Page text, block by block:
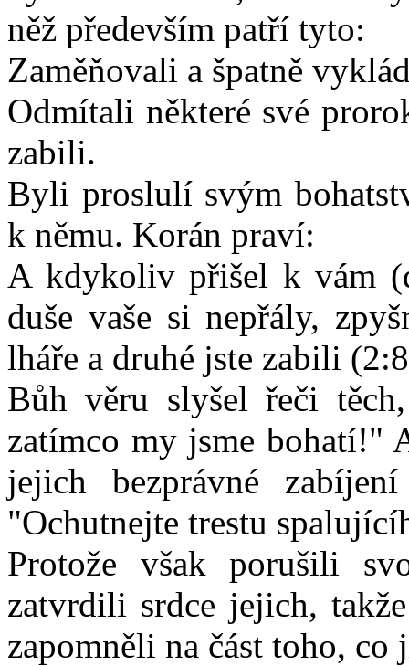
něž především patří tyto:
Zaměňovali a špatně
Odmítali některé své
zabili.
Byli proslulí svým
k němu. Korán praví:
A kdykoliv přišel k vám
duše vaše si nepřály,
lháře a druhé jste zabili
Bůh věru slyšel řeči
zatímco my jsme bohatí!"
jejich bezprávné
"Ochutnejte trestu
Protože však porušili
zatvrdili srdce jejich,
zapomněli na část toho,